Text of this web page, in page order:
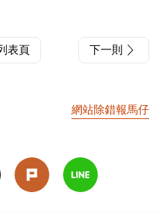
表頁 下一則
網站除錯報馬仔